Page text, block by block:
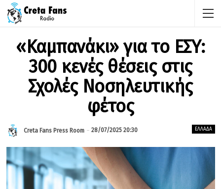
«Καμπανάκι» για το ΕΣΥ:
300 κενές θέσεις στις
Σχολές Νοσηλευτικής
φέτος
ΕΛΛΆΔΑ
Creta Fans Press Room 28/07/2025 20:30